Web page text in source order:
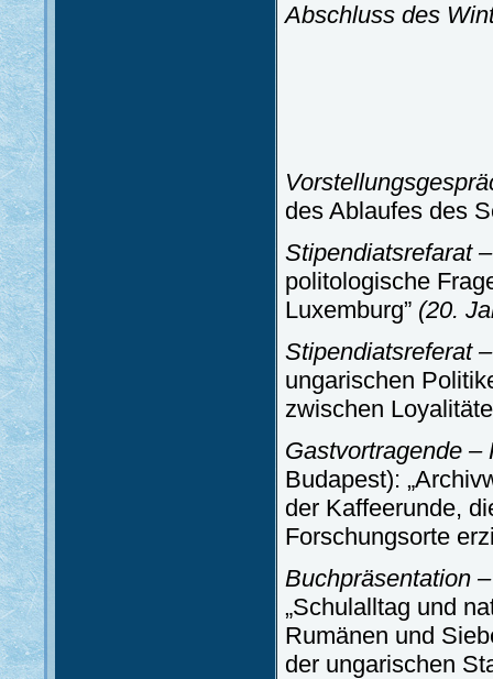
Abschluss des
des Ablaufes des
Stipendiatsrefarat
politologische
Luxemburg” (20.
Stipendiatsreferat
ungarischen
zwischen
Gastvortragende –
Budapest):
der Kaffeerunde,
Forschungsorte
Buchpräsentation
„Schulalltag und
Rumänen und
der ungarischen